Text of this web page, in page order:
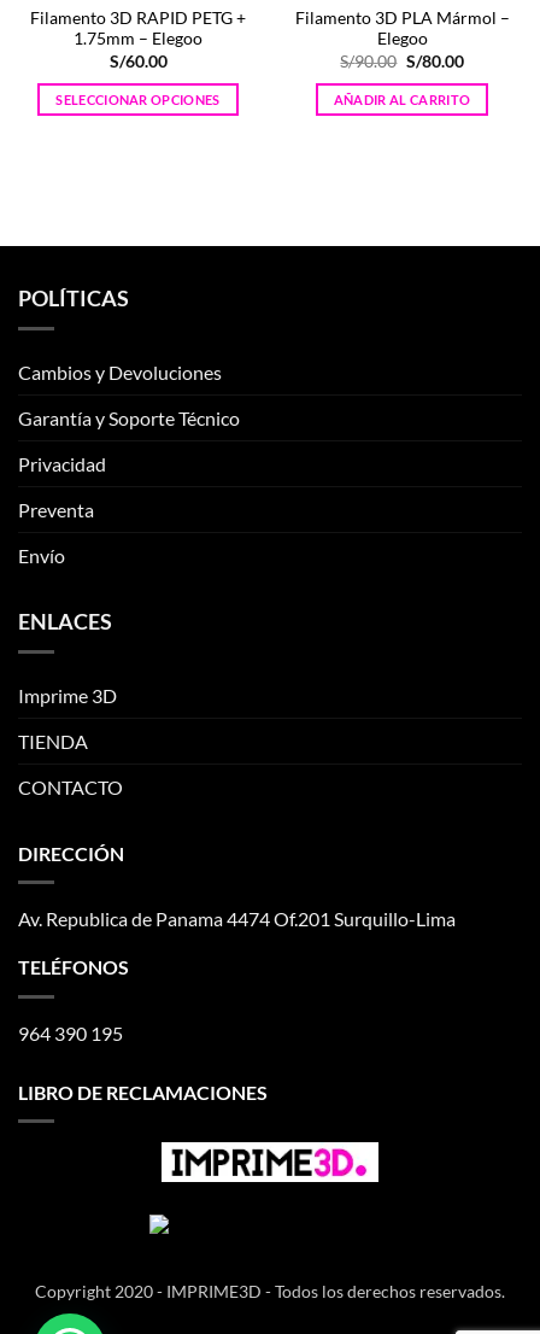
Filamento 3D RAPID PETG +
1.75mm – Elegoo
S/60.00
SELECCIONAR OPCIONES
en
página
Filamento 3D PLA Mármol –
Elegoo
S/90.00 El
original
era:
S/80.00El
actual
es:
AÑADIR AL CARRITO
POLÍTICAS
Cambios y Devoluciones
Garantía y Soporte Técnico
Privacidad
Preventa
Envío
ENLACES
Imprime 3D
TIENDA
CONTACTO
DIRECCIÓN
Av. Republica de Panama 4474 Of.201 Surquillo-Lima
TELÉFONOS
964 390 195
LIBRO DE RECLAMACIONES
Copyright 2020 - IMPRIME3D - Todos los derechos reservados.